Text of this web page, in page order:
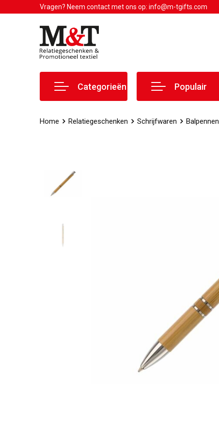
Vragen? Neem contact met ons op: info@m-tgifts.com
Categorieën Populair
Home Relatiegeschenken Schrijfwaren Balpennen